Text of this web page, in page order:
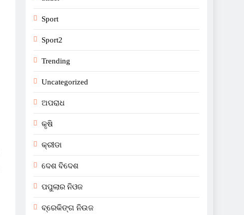
Sport
Sport2
Trending
Uncategorized
ଅପରାଧ
କୃଷି
କ୍ରୀଡା
ଦେଶ ବିଦେଶ
ପପୁଲାର ନିଓଜ
ବ୍ରେକିଙ୍ଗ ନିଉଜ